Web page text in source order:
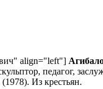
align="left"]
педагог,
Из крестьян.